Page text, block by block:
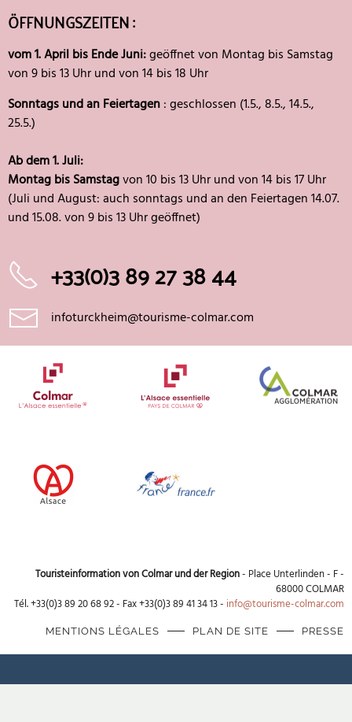
ÖFFNUNGSZEITEN :
vom 1. April bis Ende Juni:geöffnet von Montag bis Samstag
von 9 bis 13 Uhr und von 14 bis 18 Uhr
Sonntags und an Feiertagen: geschlossen (1.5., 8.5., 14.5.,
25.5.)
Ab dem 1. Juli:
Montag bis Samstagvon 10 bis 13 Uhr und von 14 bis 17 Uhr
(Juli und August: auch sonntags und an den Feiertagen 14.07.
und 15.08. von 9 bis 13 Uhr geöffnet)
+33(0)3 89 27 38 44
infoturckheim@tourisme-colmar.com
Touristeinformation von Colmar und der Region- Place Unterlinden - F -
68000 COLMAR
Tél. +33(0)3 89 20 68 92 - Fax +33(0)3 89 41 34 13 - info@tourisme-colmar.com
MENTIONS LÉGALES PLAN DE SITE PRESSE